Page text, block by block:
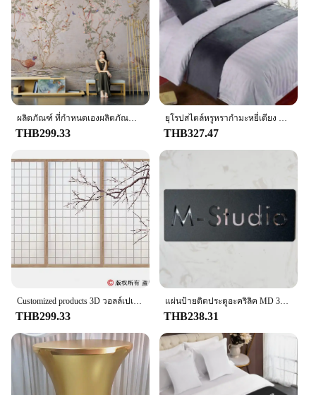
ผลิตภัณฑ์ ที่กำหนดเองผลิตภัณฑ์ ที่กำหนดเองดอกไม้ และนกวอลล์เปเปอร์ใหม่จีน pastoral ดอกไม้ห้องนั่งเล่นห้องนอนโซฟาพื้นหลังโรงแรมผนังภาพจิตรกรรม
THB299.33
ยุโรปสไตล์หรูหรากํามะหยี่เตียง Runner โยนบ้านโรงแรมตกแต่งเตียงธงงานแต่งงานห้องนอนเตียงหางผ้าเช็ดตัวปลอกหมอน
THB327.47
Customized products 3D วอลล์เปเปอร์จำลองไม้ประตูญี่ปุ่น Tatami โรงแรมพื้นหลังภาพจิตรกรรมฝาผนัง Retro Beauty Salon Hanfu ภาพพื้นหลัง
THB299.33
แผ่นป้ายติดประตูอะคริลิค MD 3D ข้อความชื่อครอบครัวบ้านอพาร์ทเม้นท์โรงแรมสำนักงานวิลล่าคาเฟ่บาร์
THB238.31